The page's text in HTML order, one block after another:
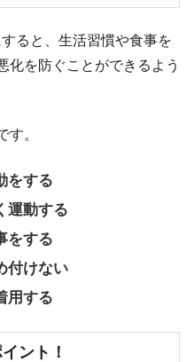
ると、生活習慣や食事を
化を防ぐことができるよう
す。
をする
運動する
をする
付けない
用する
ント！